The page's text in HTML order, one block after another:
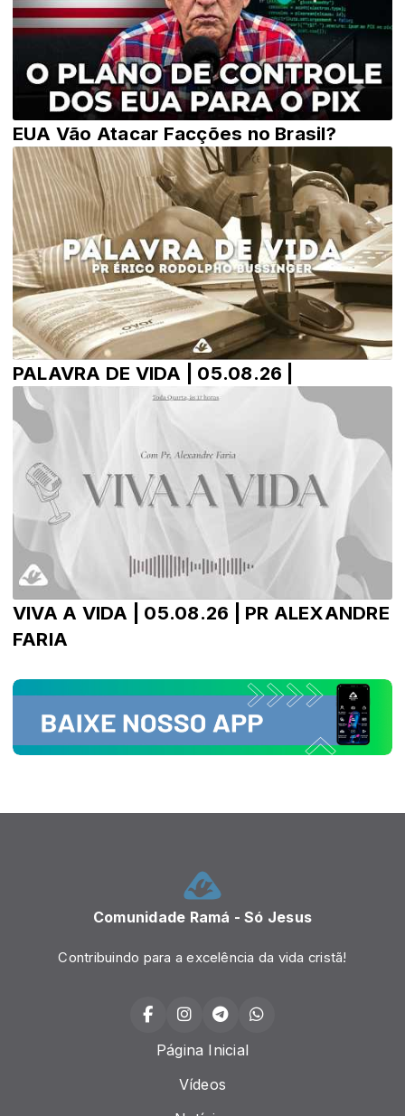
EUA Vão Atacar Facções no Brasil?
PALAVRA DE VIDA | 05.08.26 |
VIVA A VIDA | 05.08.26 | PR ALEXANDRE
FARIA
Comunidade Ramá - Só Jesus
Contribuindo para a excelência da vida cristã!
Página Inicial
Vídeos